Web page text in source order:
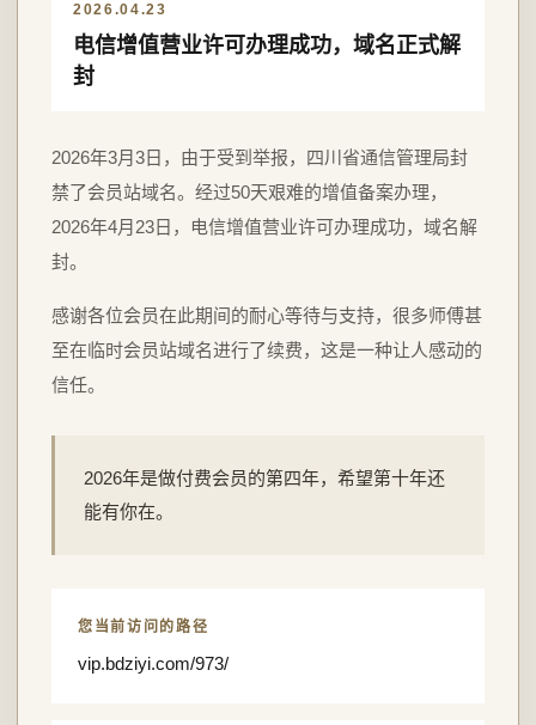
2026.04.23
电信增值营业许可办理成功，域名正式解
封
2026年3月3日，由于受到举报，四川省通信管理局封
禁了会员站域名。经过50天艰难的增值备案办理，
2026年4月23日，电信增值营业许可办理成功，域名解
封。
感谢各位会员在此期间的耐心等待与支持，很多师傅甚
至在临时会员站域名进行了续费，这是一种让人感动的
信任。
2026年是做付费会员的第四年，希望第十年还
能有你在。
您当前访问的路径
vip.bdziyi.com/973/